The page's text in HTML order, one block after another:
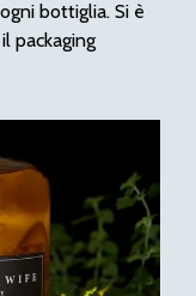
bottiglia. Si è
packaging